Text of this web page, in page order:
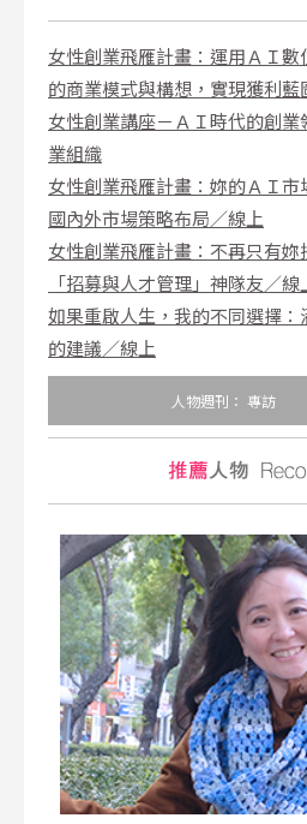
女性創業飛雁計畫：運用ＡＩ
的商業模式與構想，實現獲利藍
女性創業講座－ＡＩ時代的創
業組織
女性創業飛雁計畫：妳的ＡＩ
國內外市場策略布局／線上
女性創業飛雁計畫：不再只有
「招募與人才管理」神隊友／線
如果重啟人生，我的不同選擇
的建議／線上
人物週刊： 專訪